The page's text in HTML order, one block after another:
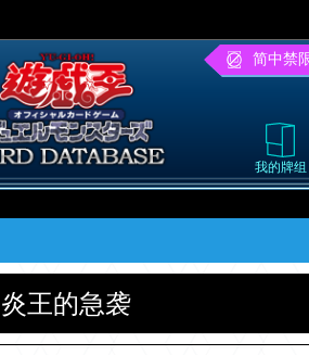
简中禁
我的牌组
炎王的急袭